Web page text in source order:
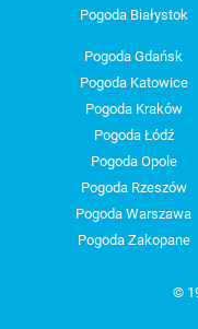
Pogoda Białystok
Pogoda Gdańsk
Pogoda Katowice
Pogoda Kraków
Pogoda Łódź
Pogoda Opole
Pogoda Rzeszów
Pogoda Warszawa
Pogoda Zakopane
©